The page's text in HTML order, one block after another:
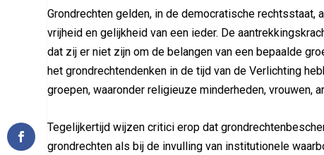
Grondrechten gelden, in de democratische
vrijheid en gelijkheid van een ieder. De
dat zij er niet zijn om de belangen van een bepaalde
het grondrechtendenken in de tijd van de Verlichting
groepen, waaronder religieuze minderheden, vrouwen,
Tegelijkertijd wijzen critici erop dat
grondrechten als bij de invulling van institutionele